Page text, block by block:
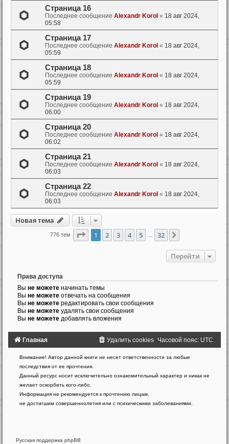
Страница 16
Последнее сообщение Alexandr Korol « 18 авг 2024,
05:58
Страница 17
Последнее сообщение Alexandr Korol « 18 авг 2024,
05:59
Страница 18
Последнее сообщение Alexandr Korol « 18 авг 2024,
05:59
Страница 19
Последнее сообщение Alexandr Korol « 18 авг 2024,
06:00
Страница 20
Последнее сообщение Alexandr Korol « 18 авг 2024,
06:02
Страница 21
Последнее сообщение Alexandr Korol « 18 авг 2024,
06:03
Страница 22
Последнее сообщение Alexandr Korol « 18 авг 2024,
06:03
Новая тема
776 тем Страница из 32
1 2 3 4 5 32
Перейти
Права доступа
Вы не можете начинать темы
Вы не можете отвечать на сообщения
Вы не можете редактировать свои сообщения
Вы не можете удалять свои сообщения
Вы не можете добавлять вложения
Главная Часовой пояс: UTC
Удалить cookies
Внимание! Автор данной книги не несет ответственности за любые
последствия от ее прочтения.
Данный ресурс носит исключительно ознакомительный характер и никак не
желает оскорбить кого-либо.
Информация не рекомендуется к прочтению лицам,
не достигшим совершеннолетия или с психическими заболеваниями.
Создано
на
основе
phpBB®
Forum
Software
Русская поддержка phpBB